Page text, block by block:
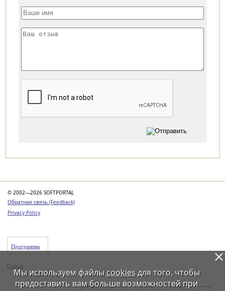
© 2002—2026 SOFTPORTAL
Обратная связь (Feedback)
Privacy Policy
Программы
Статьи
Мы используем файлы cookiesдля того, чтобы
предоставить вам больше возможностей при